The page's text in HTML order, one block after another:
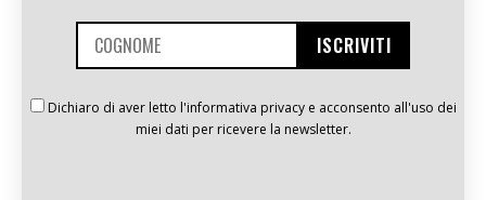
Dichiaro di aver letto l'informativa privacy e acconsento all'uso dei
miei dati per ricevere la newsletter.